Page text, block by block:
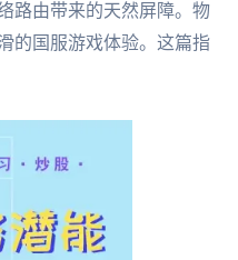
路由带来的天然屏障。物
的国服游戏体验。这篇指